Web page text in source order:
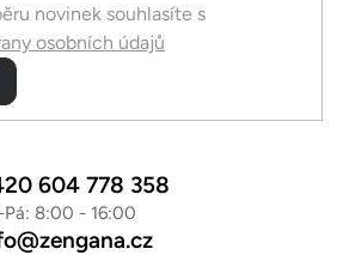
novinek souhlasíte s
osobních údajů
604 778 358
Pá: 8:00 - 16:00